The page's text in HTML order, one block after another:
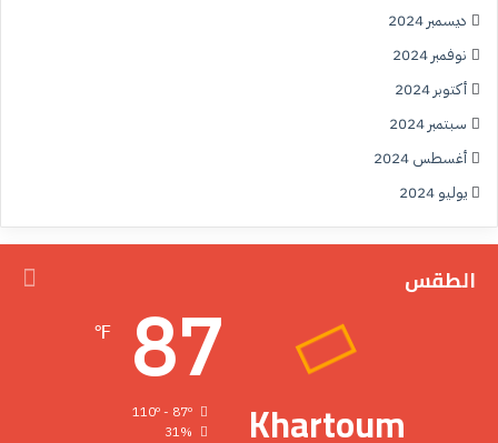
ديسمبر 2024
نوفمبر 2024
أكتوبر 2024
سبتمبر 2024
أغسطس 2024
يوليو 2024
الطقس
Khartoum
87
℉
110º - 87º
31%